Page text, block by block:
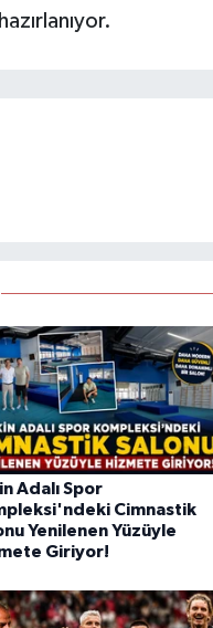
Adalı Spor
Cimnastik
Yenilenen Yüzüyle
Giriyor!